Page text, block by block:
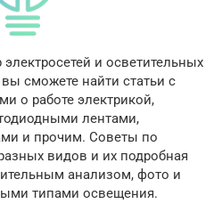
и осветительных
сможете найти статьи с
о работе электрикой,
лентами,
и прочим. Советы по
видов и их подробная
анализом, фото и
типами освещения.